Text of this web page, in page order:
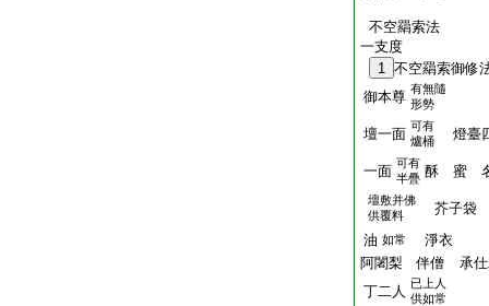
不空羂索法
一支度
1 不空羂索御修
御本尊 有無隨
形勢
壇一面 可有
爐桶
燈臺
一面 可有
半疊 酥 蜜 名
壇敷并佛
供覆料
芥子袋
油 如常
淨衣
阿闍梨 伴僧 承
丁二人 已上人
供如常